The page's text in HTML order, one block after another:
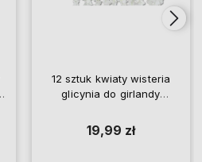
12 sztuk kwiaty wisteria
glicynia do girlandy
19,99 zł